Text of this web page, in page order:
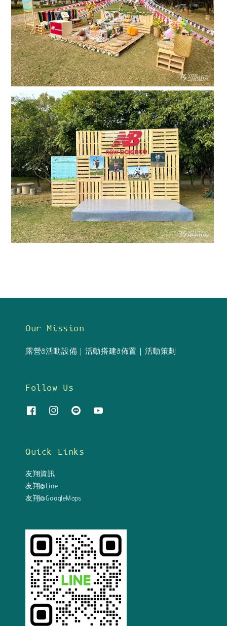
Our Mission
露營&活動設備｜活動搭建&佈置｜活動策劃
Follow Us
Quick Links
友翔資訊
友翔@Line
友翔@GoogleMaps